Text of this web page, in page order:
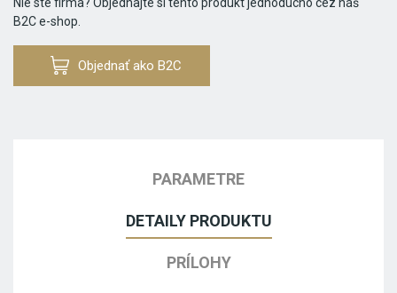
Nie ste firma? Objednajte si tento produkt jednoducho cez náš
B2C e-shop.
Objednať ako B2C
PARAMETRE
DETAILY PRODUKTU
PRÍLOHY